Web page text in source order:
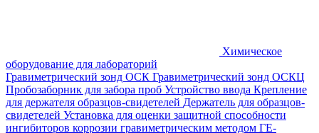
Химическое
оборудование для лабораторий
Гравиметрический зонд ОСК Гравиметрический зонд ОСКЦ
Пробозаборник для забора проб Устройство ввода Крепление
для держателя образцов-свидетелей Держатель для образцов-
свидетелей Установка для оценки защитной способности
ингибиторов коррозии гравиметрическим методом ГЕ-